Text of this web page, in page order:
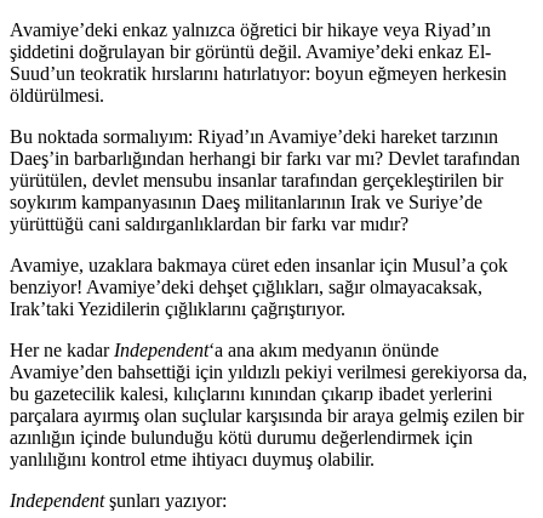
Avamiye’deki enkaz yalnızca öğretici bir hikaye veya Riyad’ın
şiddetini doğrulayan bir görüntü değil. Avamiye’deki enkaz El-
Suud’un teokratik hırslarını hatırlatıyor: boyun eğmeyen herkesin
öldürülmesi.
Bu noktada sormalıyım: Riyad’ın Avamiye’deki hareket tarzının
Daeş’in barbarlığından herhangi bir farkı var mı? Devlet tarafından
yürütülen, devlet mensubu insanlar tarafından gerçekleştirilen bir
soykırım kampanyasının Daeş militanlarının Irak ve Suriye’de
yürüttüğü cani saldırganlıklardan bir farkı var mıdır?
Avamiye, uzaklara bakmaya cüret eden insanlar için Musul’a çok
benziyor! Avamiye’deki dehşet çığlıkları, sağır olmayacaksak,
Irak’taki Yezidilerin çığlıklarını çağrıştırıyor.
Her ne kadar Independent‘a ana akım medyanın önünde
Avamiye’den bahsettiği için yıldızlı pekiyi verilmesi gerekiyorsa da,
bu gazetecilik kalesi, kılıçlarını kınından çıkarıp ibadet yerlerini
parçalara ayırmış olan suçlular karşısında bir araya gelmiş ezilen bir
azınlığın içinde bulunduğu kötü durumu değerlendirmek için
yanlılığını kontrol etme ihtiyacı duymuş olabilir.
Independentşunları yazıyor: